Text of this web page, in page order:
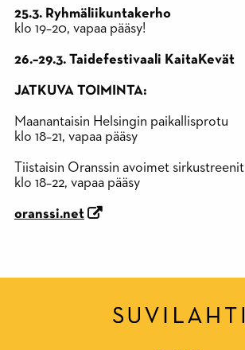
25.3. Ryhmäliikuntakerho
klo 19–20, vapaa pääsy!
26.–29.3. Taidefestivaali KaitaKevät
JATKUVA TOIMINTA:
Maanantaisin Helsingin paikallisprotu
klo 18–21, vapaa pääsy
Tiistaisin Oranssin avoimet sirkustreenit
klo 18–22, vapaa pääsy
oranssi.net